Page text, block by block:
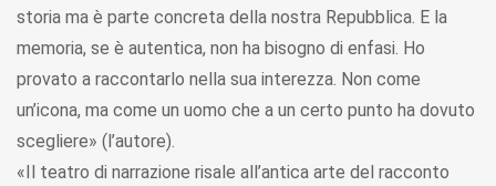
storia ma è parte concreta della nostra Repubblica. E la
memoria, se è autentica, non ha bisogno di enfasi. Ho
provato a raccontarlo nella sua interezza. Non come
un’icona, ma come un uomo che a un certo punto ha dovuto
scegliere» (l’autore).
«Il teatro di narrazione risale all’antica arte del racconto